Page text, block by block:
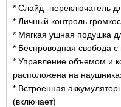
* Слайд -переключатель
* Личный контроль
* Мягкая ушная подушка
* Беспроводная свобода
* Управление объемом и
расположена на
* Встроенная
(включает)